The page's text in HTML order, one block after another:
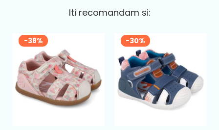
Iti recomandam si:
-38% -30%